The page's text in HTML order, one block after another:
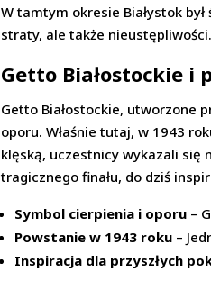
W tamtym okresie Białystok
straty, ale także nieustępliwości.
Getto Białostockie i
Getto Białostockie, utworzone
oporu. Właśnie tutaj, w 1943
klęską, uczestnicy wykazali się
tragicznego finału, do dziś
Symbol cierpienia i oporu –
Powstanie w 1943 roku –
Inspiracja dla przyszłych